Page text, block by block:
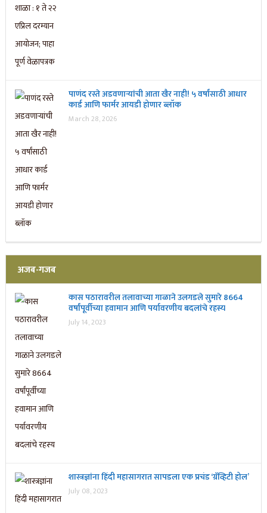
पाणंद रस्ते अडवणाऱ्यांची आता खैर नाही! ५ वर्षांसाठी आधार
कार्ड आणि फार्मर आयडी होणार ब्लॉक
March 28, 2026
अजब-गजब
कास पठारावरील तलावाच्या गाळाने उलगडले सुमारे 8664
वर्षांपूर्वीच्या हवामान आणि पर्यावरणीय बदलांचे रहस्य
July 14, 2023
शास्त्रज्ञांना हिंदी महासागरात सापडला एक प्रचंड ‘ग्रॅव्हिटी होल’
July 08, 2023